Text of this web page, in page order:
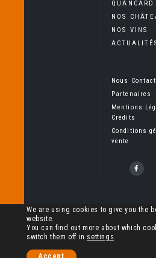
QUANCARD
NOS
NOS VINS
Nous
Partenaires
Mentions
Crédits
Conditions
vente
Copyright Cheval Quancard,
We are using cookies to give you the
website.
You can find out more about which
switch them off in settings.
Accept